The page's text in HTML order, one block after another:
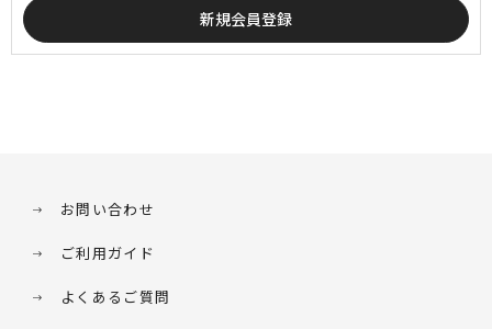
お問い合わせ
ご利用ガイド
よくあるご質問